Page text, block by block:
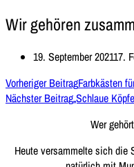
Wir gehören
19. September 202117.
Vorheriger BeitragFarbkästen
Nächster Beitrag„Schlaue
Wer
Heute versammelte sich die